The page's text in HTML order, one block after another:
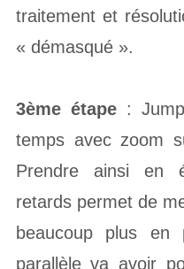
traitement et
« démasqué ».
3ème étape :
temps avec zoom
Prendre ainsi en
retards permet de
beaucoup plus en
parallèle va avoir